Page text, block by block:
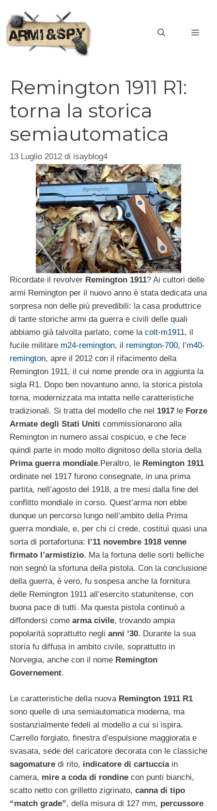
contenuto
Remington 1911 R1:
torna la storica
semiautomatica
13 Luglio 2012 di isayblog4
Ricordate il revolver Remington 1911? Ai cultori delle
armi Remington per il nuovo anno è stata dedicata una
sorpresa non delle più prevedibili: la casa produttrice
di tante storiche armi da guerra e civili delle quali
abbiamo già talvolta parlato, come la colt-m1911, il
fucile militare m24-remington, il remington-700, l’m40-
remington, apre il 2012 con il rifacimento della
Remington 1911, il cui nome prende ora in aggiunta la
sigla R1. Dopo ben novantuno anno, la storica pistola
torna, modernizzata ma intatta nelle caratteristiche
tradizionali. Si tratta del modello che nel 1917 le Forze
Armate degli Stati Uniti commissionarono alla
Remington in numero assai cospicuo, e che fece
quindi parte in modo molto dignitoso della storia della
Prima guerra mondiale. Peraltro, le Remington 1911
ordinate nel 1917 furono consegnate, in una prima
partita, nell’agosto del 1918, a tre mesi dalla fine del
conflitto mondiale in corso. Quest’arma non ebbe
dunque un percorso lungo nell’ambito della Prima
guerra mondiale, e, per chi ci crede, costituì quasi una
sorta di portafortuna:
l’11 novembre 1918 venne
firmato l’armistizio. Ma la fortuna delle sorti belliche
non segnò la sfortuna della pistola. Con la conclusione
della guerra, è vero, fu sospesa anche la fornitura
delle Remington 1911 all’esercito statunitense, con
buona pace di tutti. Ma questa pistola continuò a
diffondersi come arma civile, trovando ampia
popolarità soprattutto negli anni ’30. Durante la sua
storia fu diffusa in ambito civile, soprattutto in
Norvegia, anche con il nome Remington
Governement.
Le caratteristiche della nuova Remington 1911 R1
sono quelle di una semiautomatica moderna, ma
sostanzialmente fedeli al modello a cui si ispira.
Carrello forgiato, finestra d’espulsione maggiorata e
svasata, sede del caricatore decorata con le classiche
sagomature di rito, indicatore di cartucciain
camera, mire a coda di rondine con punti bianchi,
scatto netto con grilletto zigrinato, canna di tipo
“match grade”, della misura di 127 mm, percussore